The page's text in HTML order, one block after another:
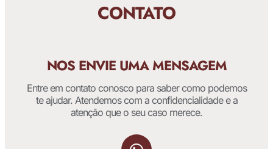
CONTATO
NOS ENVIE UMA MENSAGEM
Entre em contato conosco para saber como podemos
te ajudar. Atendemos com a confidencialidade e a
atenção que o seu caso merece.